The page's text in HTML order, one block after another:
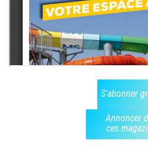
S'abonner
Annoncer
ces